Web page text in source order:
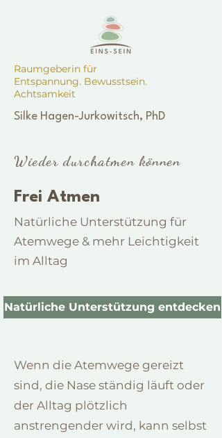
Raumgeberin für
Entspannung. Bewusstsein.
Achtsamkeit
Silke Hagen-Jurkowitsch, PhD
Wieder durchatmen können
Frei Atmen
Natürliche Unterstützung für
Atemwege & mehr Leichtigkeit
im Alltag
Natürliche Unterstützung entdecken
Wenn die Atemwege gereizt
sind, die Nase ständig läuft oder
der Alltag plötzlich
anstrengender wird, kann selbst